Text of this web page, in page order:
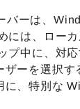
バーは、
には、ロー
プ中に、対
ザーを選択
に、特別な